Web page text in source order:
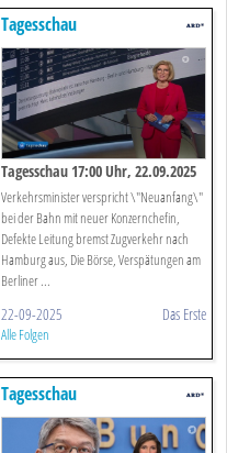
Tagesschau
Tagesschau 17:00 Uhr, 22.09.2025
Verkehrsminister verspricht \"Neuanfang\"
bei der Bahn mit neuer Konzernchefin,
Defekte Leitung bremst Zugverkehr nach
Hamburg aus, Die Börse, Verspätungen am
Berliner ...
22-09-2025 Das Erste
Alle Folgen
Tagesschau